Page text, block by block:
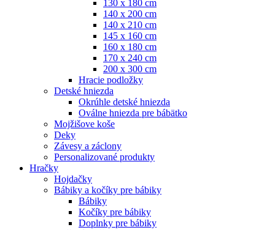
130 x 180 cm
140 x 200 cm
140 x 210 cm
145 x 160 cm
160 x 180 cm
170 x 240 cm
200 x 300 cm
Hracie podložky
Detské hniezda
Okrúhle detské hniezda
Oválne hniezda pre bábätko
Mojžišove koše
Deky
Závesy a záclony
Personalizované produkty
Hračky
Hojdačky
Bábiky a kočíky pre bábiky
Bábiky
Kočíky pre bábiky
Doplnky pre bábiky